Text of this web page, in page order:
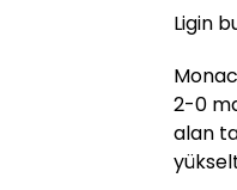
Ligin
2-0
alan